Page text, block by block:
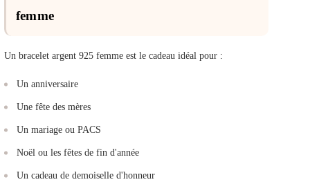
femme
Un bracelet argent 925 femme est le cadeau idéal pour :
Un anniversaire
Une fête des mères
Un mariage ou PACS
Noël ou les fêtes de fin d'année
Un cadeau de demoiselle d'honneur